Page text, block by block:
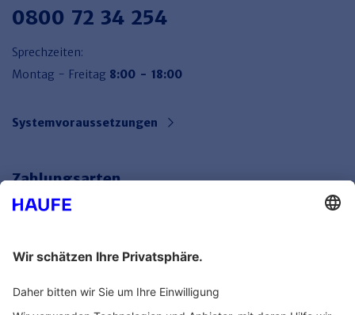
0800 72 34 254
Sprechzeiten:
Montag - Freitag 8:00 - 18:00
Systemvoraussetzungen
Zahlungsarten